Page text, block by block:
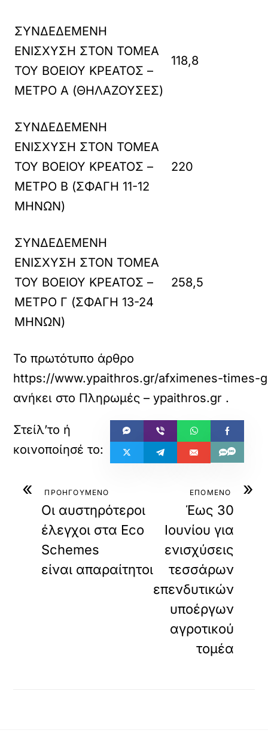
ΣΥΝΔΕΔΕΜΕΝΗ
ΕΝΙΣΧΥΣΗ ΣΤΟΝ ΤΟΜΕΑ
ΤΟΥ ΒΟΕΙΟΥ ΚΡΕΑΤΟΣ –
ΜΕΤΡΟ Α (ΘΗΛΑΖΟΥΣΕΣ)
118,8
ΣΥΝΔΕΔΕΜΕΝΗ
ΕΝΙΣΧΥΣΗ ΣΤΟΝ ΤΟΜΕΑ
ΤΟΥ ΒΟΕΙΟΥ ΚΡΕΑΤΟΣ –
ΜΕΤΡΟ Β (ΣΦΑΓΗ 11-12
ΜΗΝΩΝ)
220
ΣΥΝΔΕΔΕΜΕΝΗ
ΕΝΙΣΧΥΣΗ ΣΤΟΝ ΤΟΜΕΑ
ΤΟΥ ΒΟΕΙΟΥ ΚΡΕΑΤΟΣ –
ΜΕΤΡΟ Γ (ΣΦΑΓΗ 13-24
ΜΗΝΩΝ)
258,5
Το πρωτότυπο άρθρο
https://www.ypaithros.gr/afximenes-
ανήκει στο Πληρωμές – ypaithros.gr .
« ΠΡΟΗΓΟΥΜΕΝΟ
Οι αυστηρότεροι
έλεγχοι στα Eco
Schemes
είναι απαραίτητοι
»
ΕΠΟΜΕΝΟ
Έως 30
Ιουνίου για
ενισχύσεις
τεσσάρων
επενδυτικών
υποέργων
αγροτικού
τομέα